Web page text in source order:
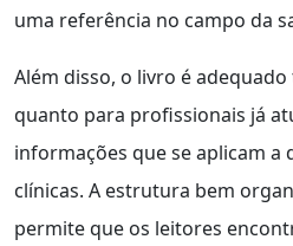
uma referência no campo da
Além disso, o livro é
quanto para profissionais já
informações que se aplicam a
clínicas. A estrutura bem
permite que os leitores